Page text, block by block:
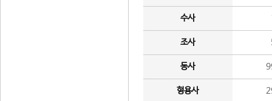
수사
조사
동사
형용사